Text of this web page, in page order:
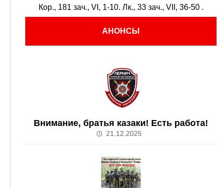
Кор., 181 зач., VI, 1-10. Лк., 33 зач., VII, 36-50 .
АНОНСЫ
Внимание, братья казаки! Есть работа!
21.12.2025